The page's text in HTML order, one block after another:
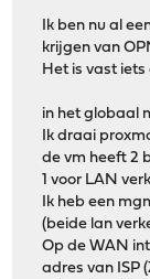
Ik ben nu al
krijgen van
Het is vast
in het globaal
Ik draai
de vm heeft 2
1 voor LAN
Ik heb een
(beide lan
Op de WAN
adres van ISP